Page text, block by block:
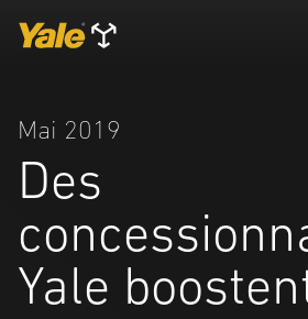
Mai 2019
Des
Yale